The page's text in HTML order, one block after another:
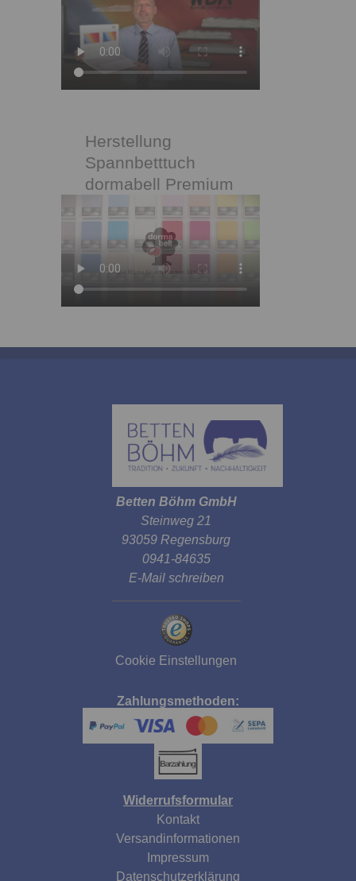
Herstellung
Spannbetttuch
dormabell Premium
Betten Böhm GmbH
Steinweg 21
93059 Regensburg
0941-84635
E-Mail schreiben
Cookie Einstellungen
Zahlungsmethoden:
Widerrufsformular
Kontakt
Versandinformationen
Impressum
Datenschutzerklärung